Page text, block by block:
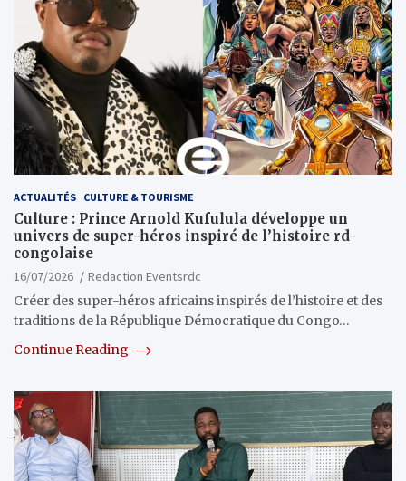
ACTUALITÉS CULTURE & TOURISME
Culture : Prince Arnold Kufulula développe un
univers de super-héros inspiré de l’histoire rd-
congolaise
16/07/2026
Redaction Eventsrdc
Créer des super-héros africains inspirés de l’histoire et des
traditions de la République Démocratique du Congo…
Continue Reading